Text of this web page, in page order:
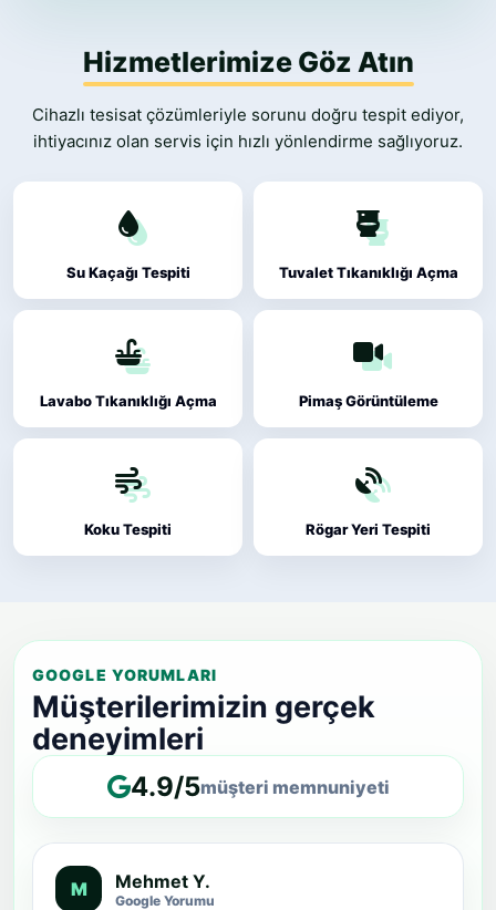
Hizmetlerimize Göz Atın
Cihazlı tesisat çözümleriyle sorunu doğru tespit ediyor,
ihtiyacınız olan servis için hızlı yönlendirme sağlıyoruz.
Su Kaçağı Tespiti Tuvalet Tıkanıklığı Açma
Lavabo Tıkanıklığı Açma Pimaş Görüntüleme
Koku Tespiti Rögar Yeri Tespiti
GOOGLE YORUMLARI
Müşterilerimizin gerçek
deneyimleri
4.9/5müşteri memnuniyeti
M Mehmet Y.
Google Yorumu